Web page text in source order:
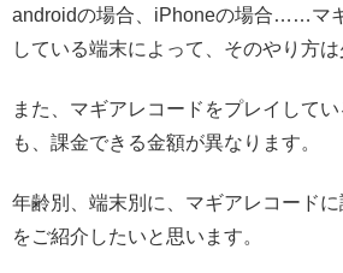
androidの場合、iPhoneの場合……マ
している端末によって、そのやり方は
また、マギアレコードをプレイして
も、課金できる金額が異なります。
年齢別、端末別に、マギアレコード
をご紹介したいと思います。